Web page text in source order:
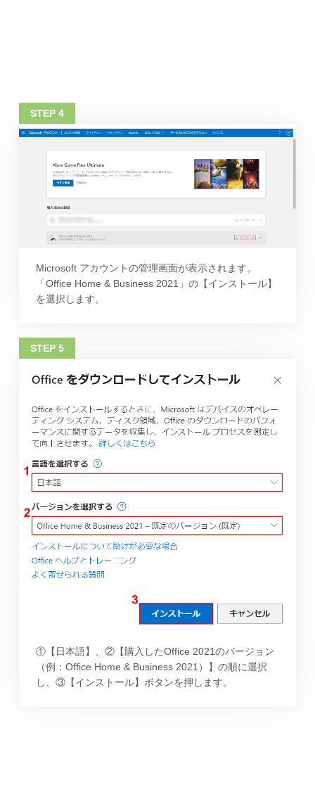
Microsoft アカウントの管理画面が表示されます。
「Office Home & Business 2021」の【インストール】
を選択します。
①【日本語】、②【購入したOffice 2021のバージョン
（例：Office Home & Business 2021）】の順に選択
し、③【インストール】ボタンを押します。